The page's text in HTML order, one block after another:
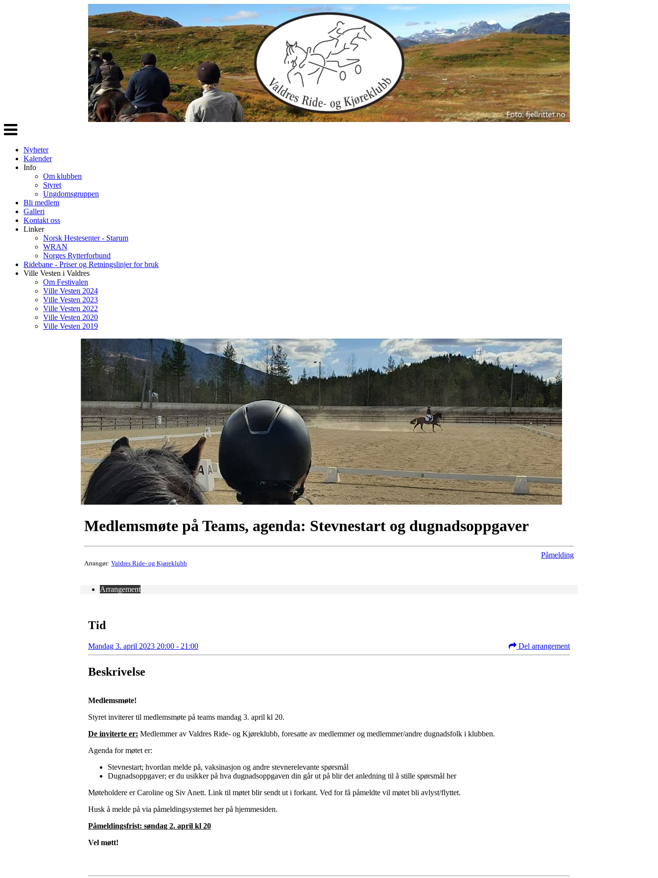
Veksle
navigasjon
Nyheter
Kalender
Info
Om klubben
Styret
Ungdomsgruppen
Bli medlem
Galleri
Kontakt oss
Linker
Norsk Hestesenter - Starum
WRAN
Norges Rytterforbund
Ridebane - Priser og Retningslinjer for bruk
Ville Vesten i Valdres
Om Festivalen
Ville Vesten 2024
Ville Vesten 2023
Ville Vesten 2022
Ville Vesten 2020
Ville Vesten 2019
Medlemsmøte på Teams, agenda: Stevnestart og dugnadsoppgaver
Arrangør: Valdres Ride- og Kjøreklubb
Påmelding
Arrangement
Tid
Mandag 3. april 2023 20:00 - 21:00 Del arrangement
Beskrivelse
Medlemsmøte!
Styret inviterer til medlemsmøte på teams mandag 3. april kl 20.
De inviterte er: Medlemmer av Valdres Ride- og Kjøreklubb, foresatte av medlemmer og medlemmer/andre dugnadsfolk i klubben.
Agenda for møtet er:
Stevnestart; hvordan melde på, vaksinasjon og andre stevnerelevante spørsmål
Dugnadsoppgaver; er du usikker på hva dugnadsoppgaven din går ut på blir det anledning til å stille spørsmål her
Møteholdere er Caroline og Siv Anett. Link til møtet blir sendt ut i forkant. Ved for få påmeldte vil møtet bli avlyst/flyttet.
Husk å melde på via påmeldingsystemet her på hjemmesiden.
Påmeldingsfrist: søndag 2. april kl 20
Vel møtt!